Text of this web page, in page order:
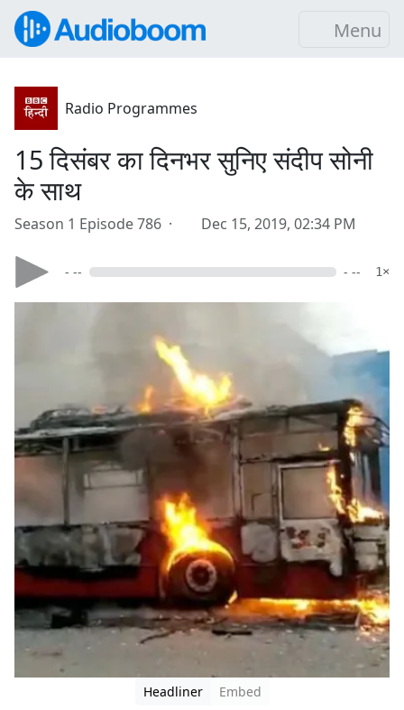
Menu
Radio Programmes
15 दिसंबर का दिनभर सुनिए संदीप सोनी
के साथ
Season 1 Episode 786 · Dec 15, 2019, 02:34 PM
- -- - -- 1×
Headliner
Embed